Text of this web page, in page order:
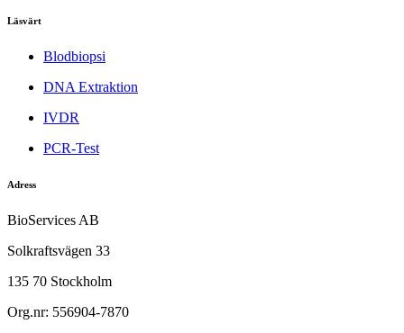
Läsvärt
Blodbiopsi
DNA Extraktion
IVDR
PCR-Test
Adress
BioServices AB
Solkraftsvägen 33
135 70 Stockholm
Org.nr: 556904-7870